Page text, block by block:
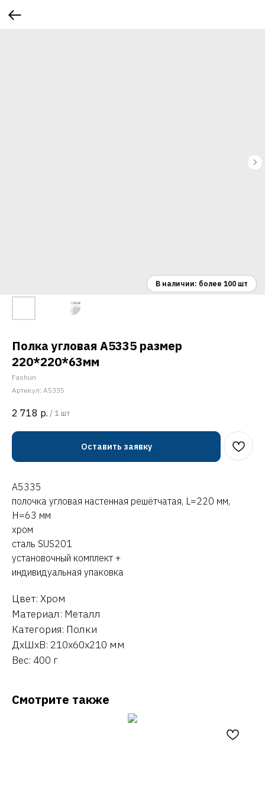
Полка угловая A5335 размер
220*220*63мм
Fashun
Артикул: A5335
2 718 р. / 1 шт
Оставить заявку
A5335
полочка угловая настенная решётчатая, L=220 мм,
H=63 мм
хром
сталь SUS201
установочный комплект +
индивидуальная упаковка
Цвет: Хром
Материал: Металл
Категория: Полки
ДxШxВ: 210x60x210 мм
Вес: 400 г
Смотрите также